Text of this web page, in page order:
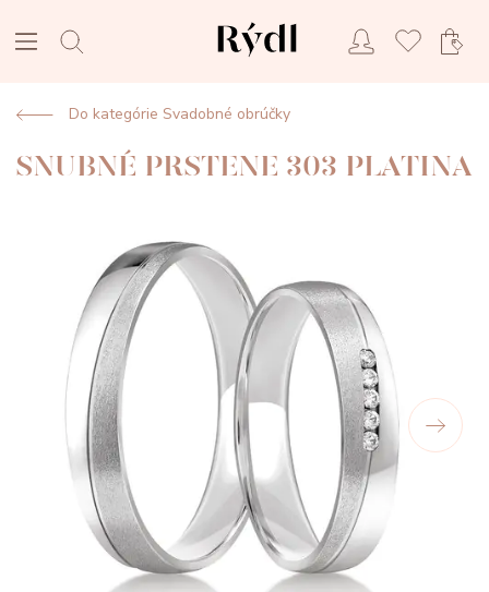
Do kategórie Svadobné obrúčky
SNUBNÉ PRSTENE 303 PLATINA